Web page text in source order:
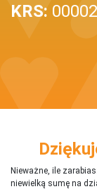
KRS:
Nieważne, ile
niewielką sumę na